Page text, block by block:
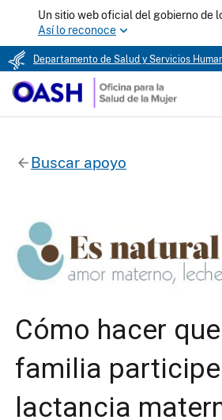
Un sitio web oficial del gobierno de
Así lo reconoce
Departamento de Salud y Servicios
Buscar apoyo
Cómo hacer
familia
lactancia